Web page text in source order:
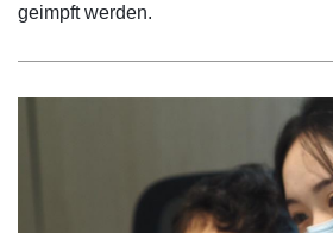
geimpft werden.